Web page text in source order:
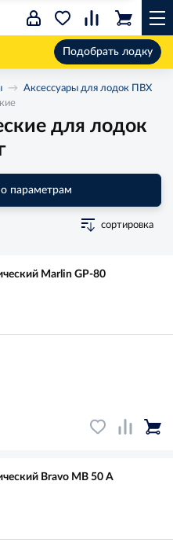
Подобрать лодку
Аксессуары для лодок ПВХ
для лодок
параметрам
сортировка
Marlin GP-80
Bravo MB 50 А